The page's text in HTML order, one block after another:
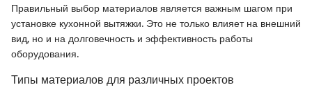
Правильный выбор материалов является важным шагом при
установке кухонной вытяжки. Это не только влияет на внешний
вид, но и на долговечность и эффективность работы
оборудования.
Типы материалов для различных проектов